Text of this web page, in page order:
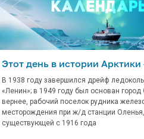
Этот день в истории Арктики
В 1938 году завершился дрейф
«Ленин»; в 1949 году был основан город
вернее, рабочий поселок рудника
месторождения при ж/д станции Оленья,
существующей с 1916 года